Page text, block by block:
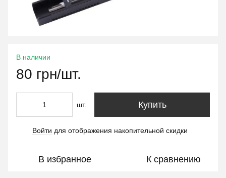
В наличии
80 грн/шт.
шт. Купить
Войти для отображения накопительной скидки
В избранное К сравнению